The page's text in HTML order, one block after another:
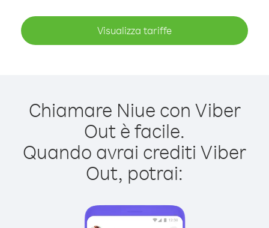
Visualizza tariffe
Chiamare Niue con Viber
Out è facile.
Quando avrai crediti Viber
Out, potrai: